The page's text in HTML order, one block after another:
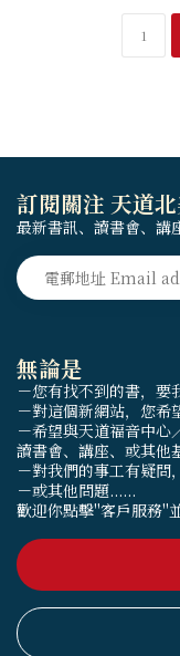
想，教导信徒辩明真
会分裂中如何自处，
無論是
－您有找不到的書，要
－對這個新網站，您希
－希望與天道福音中心
讀書會、講座、或其他
－對我們的事工有疑問
－或其他問題......
歡迎你點擊"客戶服務"
訂閱關注 天道北
最新書訊、讀書會、講